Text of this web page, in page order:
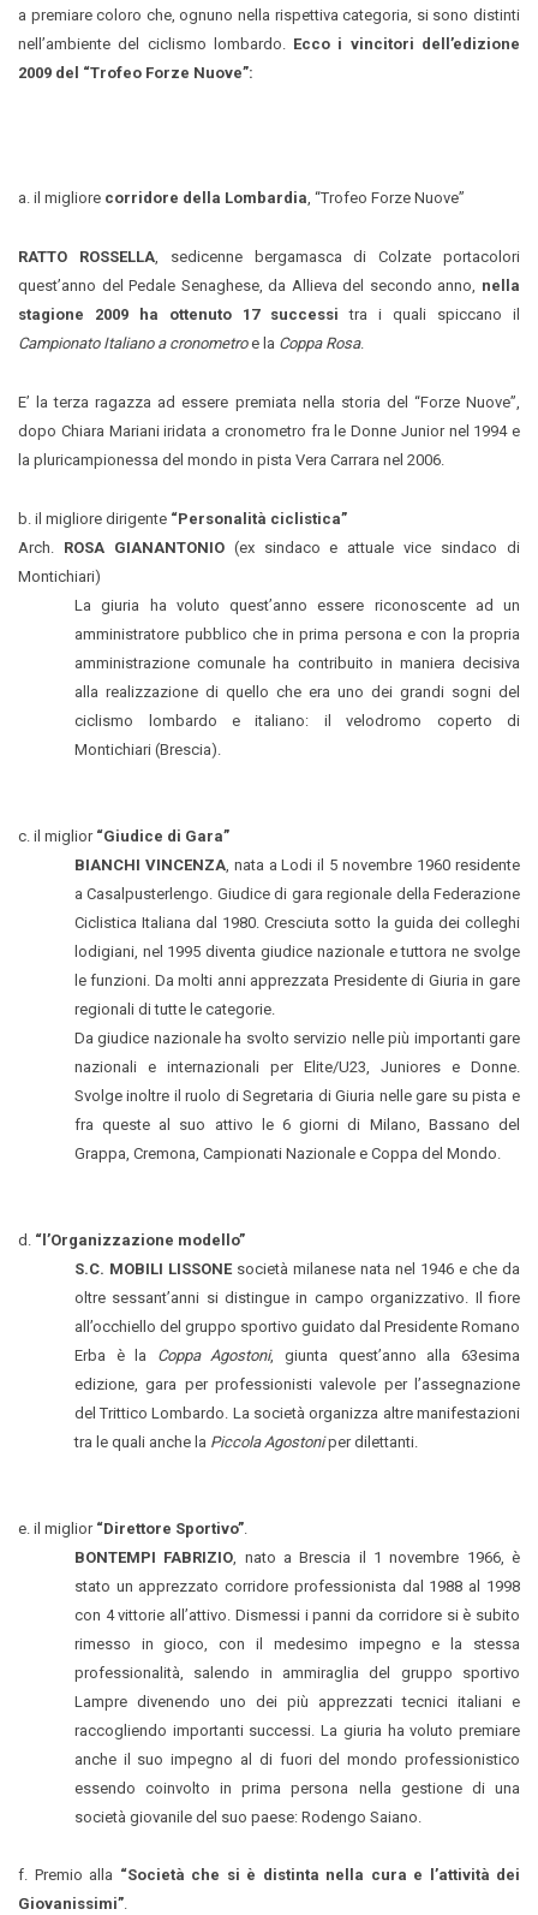
a premiare coloro che, ognuno nella rispettiva categoria, si sono distinti
nell’ambiente del ciclismo lombardo. Ecco i vincitori dell’edizione
2009 del “Trofeo Forze Nuove”:
a. il migliore corridore della Lombardia , “Trofeo Forze Nuove”
RATTO ROSSELLA, sedicenne bergamasca di Colzate portacolori
quest’anno del Pedale Senaghese, da Allieva del secondo anno, nella
stagione 2009 ha ottenuto 17 successi tra i quali spiccano il
Campionato Italiano a cronometroe la Coppa Rosa.
E’ la terza ragazza ad essere premiata nella storia del “Forze Nuove”,
dopo Chiara Mariani iridata a cronometro fra le Donne Junior nel 1994 e
la pluricampionessa del mondo in pista Vera Carrara nel 2006.
b. il migliore dirigente “Personalità ciclistica”
Arch. ROSA GIANANTONIO(ex sindaco e attuale vice sindaco di
Montichiari)
La giuria ha voluto quest’anno essere riconoscente ad un
amministratore pubblico che in prima persona e con la propria
amministrazione comunale ha contribuito in maniera decisiva
alla realizzazione di quello che era uno dei grandi sogni del
ciclismo lombardo e italiano: il velodromo coperto di
Montichiari (Brescia).
c. il miglior “Giudice di Gara”
BIANCHI VINCENZA, nata a Lodi il 5 novembre 1960 residente
a Casalpusterlengo. Giudice di gara regionale della Federazione
Ciclistica Italiana dal 1980. Cresciuta sotto la guida dei colleghi
lodigiani, nel 1995 diventa giudice nazionale e tuttora ne svolge
le funzioni. Da molti anni apprezzata Presidente di Giuria in gare
regionali di tutte le categorie.
Da giudice nazionale ha svolto servizio nelle più importanti gare
nazionali e internazionali per Elite/U23, Juniores e Donne.
Svolge inoltre il ruolo di Segretaria di Giuria nelle gare su pista e
fra queste al suo attivo le 6 giorni di Milano, Bassano del
Grappa, Cremona, Campionati Nazionale e Coppa del Mondo.
d. “l’Organizzazione modello”
S.C. MOBILI LISSONEsocietà milanese nata nel 1946 e che da
oltre sessant’anni si distingue in campo organizzativo. Il fiore
all’occhiello del gruppo sportivo guidato dal Presidente Romano
Erba è la Coppa Agostoni, giunta quest’anno alla 63esima
edizione, gara per professionisti valevole per l’assegnazione
del Trittico Lombardo. La società organizza altre manifestazioni
tra le quali anche la Piccola Agostoniper dilettanti.
e. il miglior “Direttore Sportivo”
BONTEMPI FABRIZIO
nato a Brescia il 1 novembre 1966, è
stato un apprezzato corridore professionista dal 1988 al 1998
con 4 vittorie all’attivo. Dismessi i panni da corridore si è subito
rimesso in gioco, con il medesimo impegno e la stessa
professionalità, salendo in ammiraglia del gruppo sportivo
Lampre divenendo uno dei più apprezzati tecnici italiani e
raccogliendo importanti successi. La giuria ha voluto premiare
anche il suo impegno al di fuori del mondo professionistico
essendo coinvolto in prima persona nella gestione di una
società giovanile del suo paese: Rodengo Saiano.
f. Premio alla “Società che si è distinta nella cura e l’attività dei
Giovanissimi”